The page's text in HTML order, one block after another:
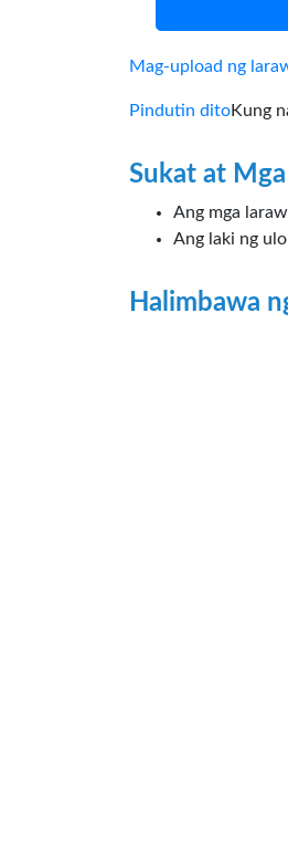
Mag-upload ng
Pindutin ditoKung
Sukat at
Ang mga
Ang laki ng
Halimbawa